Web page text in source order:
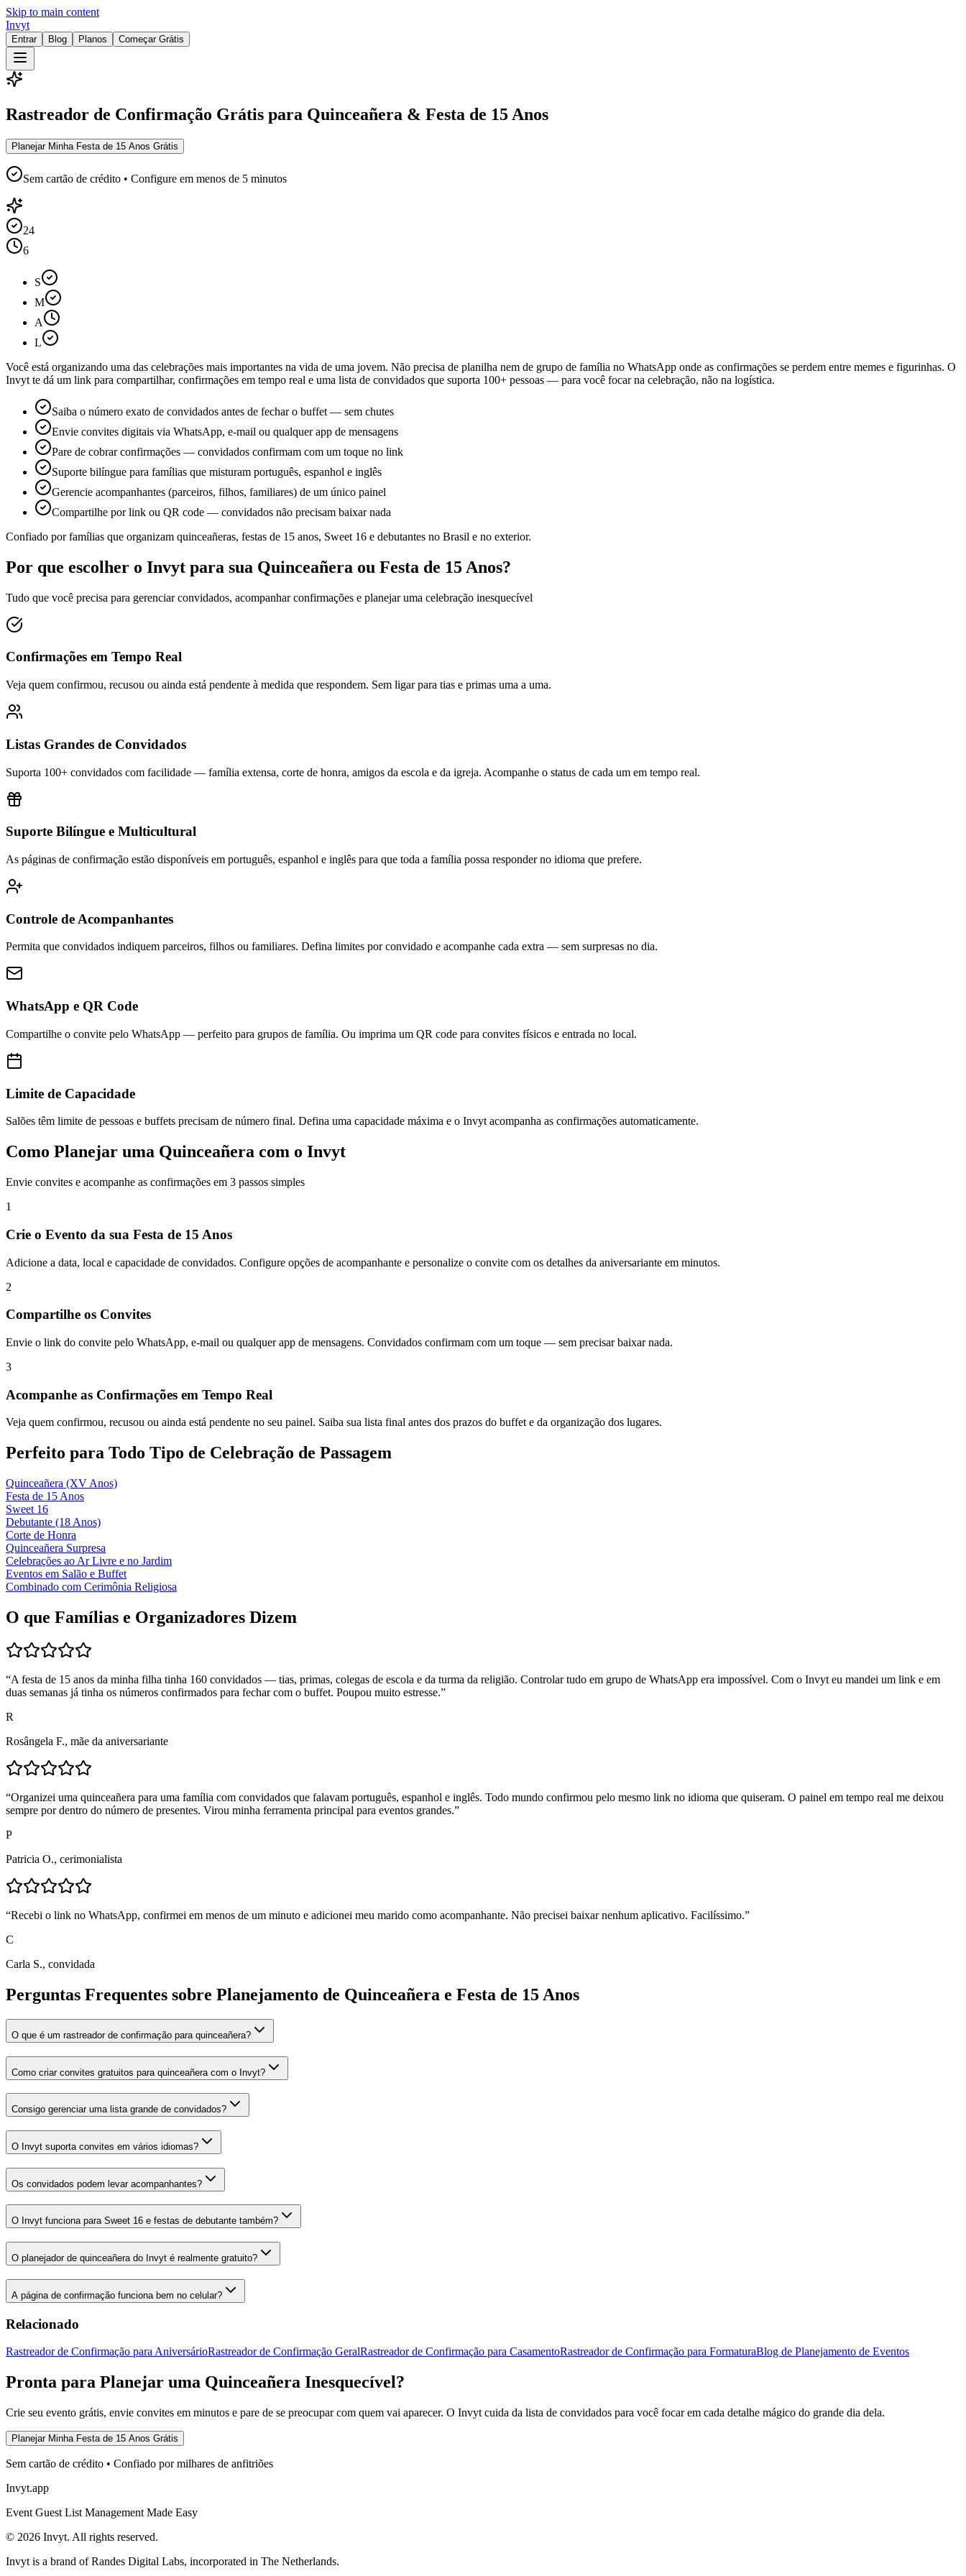
Skip to main content
Invyt
Entrar Blog Planos Começar Grátis
Rastreador de Confirmação Grátis para Quinceañera & Festa de 15 Anos
Planejar Minha Festa de 15 Anos Grátis
Sem cartão de crédito • Configure em menos de 5 minutos
24
6
S
M
A
L
Você está organizando uma das celebrações mais importantes na vida de uma jovem. Não precisa de planilha nem de grupo de família no WhatsApp onde as confirmações se perdem entre memes e figurinhas. O
Invyt te dá um link para compartilhar, confirmações em tempo real e uma lista de convidados que suporta 100+ pessoas — para você focar na celebração, não na logística.
Saiba o número exato de convidados antes de fechar o buffet — sem chutes
Envie convites digitais via WhatsApp, e-mail ou qualquer app de mensagens
Pare de cobrar confirmações — convidados confirmam com um toque no link
Suporte bilíngue para famílias que misturam português, espanhol e inglês
Gerencie acompanhantes (parceiros, filhos, familiares) de um único painel
Compartilhe por link ou QR code — convidados não precisam baixar nada
Confiado por famílias que organizam quinceañeras, festas de 15 anos, Sweet 16 e debutantes no Brasil e no exterior.
Por que escolher o Invyt para sua Quinceañera ou Festa de 15 Anos?
Tudo que você precisa para gerenciar convidados, acompanhar confirmações e planejar uma celebração inesquecível
Confirmações em Tempo Real
Veja quem confirmou, recusou ou ainda está pendente à medida que respondem. Sem ligar para tias e primas uma a uma.
Listas Grandes de Convidados
Suporta 100+ convidados com facilidade — família extensa, corte de honra, amigos da escola e da igreja. Acompanhe o status de cada um em tempo real.
Suporte Bilíngue e Multicultural
As páginas de confirmação estão disponíveis em português, espanhol e inglês para que toda a família possa responder no idioma que prefere.
Controle de Acompanhantes
Permita que convidados indiquem parceiros, filhos ou familiares. Defina limites por convidado e acompanhe cada extra — sem surpresas no dia.
WhatsApp e QR Code
Compartilhe o convite pelo WhatsApp — perfeito para grupos de família. Ou imprima um QR code para convites físicos e entrada no local.
Limite de Capacidade
Salões têm limite de pessoas e buffets precisam de número final. Defina uma capacidade máxima e o Invyt acompanha as confirmações automaticamente.
Como Planejar uma Quinceañera com o Invyt
Envie convites e acompanhe as confirmações em 3 passos simples
1
Crie o Evento da sua Festa de 15 Anos
Adicione a data, local e capacidade de convidados. Configure opções de acompanhante e personalize o convite com os detalhes da aniversariante em minutos.
2
Compartilhe os Convites
Envie o link do convite pelo WhatsApp, e-mail ou qualquer app de mensagens. Convidados confirmam com um toque — sem precisar baixar nada.
3
Acompanhe as Confirmações em Tempo Real
Veja quem confirmou, recusou ou ainda está pendente no seu painel. Saiba sua lista final antes dos prazos do buffet e da organização dos lugares.
Perfeito para Todo Tipo de Celebração de Passagem
Quinceañera (XV Anos)
Festa de 15 Anos
Sweet 16
Debutante (18 Anos)
Corte de Honra
Quinceañera Surpresa
Celebrações ao Ar Livre e no Jardim
Eventos em Salão e Buffet
Combinado com Cerimônia Religiosa
O que Famílias e Organizadores Dizem
“A festa de 15 anos da minha filha tinha 160 convidados — tias, primas, colegas de escola e da turma da religião. Controlar tudo em grupo de WhatsApp era impossível. Com o Invyt eu mandei um link e em
duas semanas já tinha os números confirmados para fechar com o buffet. Poupou muito estresse.”
R
Rosângela F., mãe da aniversariante
“Organizei uma quinceañera para uma família com convidados que falavam português, espanhol e inglês. Todo mundo confirmou pelo mesmo link no idioma que quiseram. O painel em tempo real me deixou
sempre por dentro do número de presentes. Virou minha ferramenta principal para eventos grandes.”
P
Patricia O., cerimonialista
“Recebi o link no WhatsApp, confirmei em menos de um minuto e adicionei meu marido como acompanhante. Não precisei baixar nenhum aplicativo. Facilíssimo.”
C
Carla S., convidada
Perguntas Frequentes sobre Planejamento de Quinceañera e Festa de 15 Anos
O que é um rastreador de confirmação para quinceañera?
Como criar convites gratuitos para quinceañera com o Invyt?
Consigo gerenciar uma lista grande de convidados?
O Invyt suporta convites em vários idiomas?
Os convidados podem levar acompanhantes?
O Invyt funciona para Sweet 16 e festas de debutante também?
O planejador de quinceañera do Invyt é realmente gratuito?
A página de confirmação funciona bem no celular?
Relacionado
Rastreador de Confirmação para AniversárioRastreador de Confirmação GeralRastreador de Confirmação para CasamentoRastreador de Confirmação para FormaturaBlog de Planejamento de Eventos
Pronta para Planejar uma Quinceañera Inesquecível?
Crie seu evento grátis, envie convites em minutos e pare de se preocupar com quem vai aparecer. O Invyt cuida da lista de convidados para você focar em cada detalhe mágico do grande dia dela.
Planejar Minha Festa de 15 Anos Grátis
Sem cartão de crédito • Confiado por milhares de anfitriões
Invyt.app
Event Guest List Management Made Easy
© 2026 Invyt. All rights reserved.
Invyt is a brand of Randes Digital Labs, incorporated in The Netherlands.